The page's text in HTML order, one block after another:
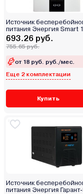
Источник
питания Энергия Smart
693.26 руб.
755.65 руб.
от 18 руб. руб./мес.
Еще 2 комплектации
Купить
Источник
питания Энергия